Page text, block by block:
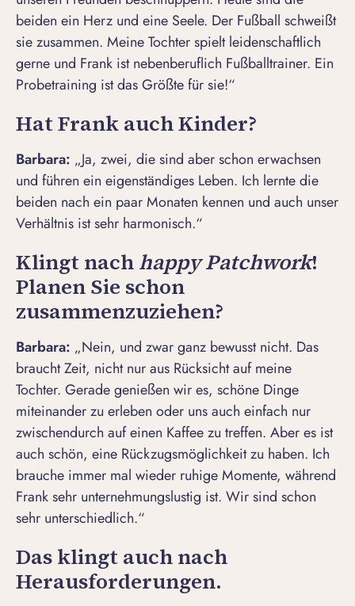
beiden ein Herz und eine Seele. Der Fußball schweißt
sie zusammen. Meine Tochter spielt leidenschaftlich
gerne und Frank ist nebenberuflich Fußballtrainer. Ein
Probetraining ist das Größte für sie!“
Hat Frank auch Kinder?
Barbara: „Ja, zwei, die sind aber schon erwachsen
und führen ein eigenständiges Leben. Ich lernte die
beiden nach ein paar Monaten kennen und auch unser
Verhältnis ist sehr harmonisch.“
Klingt nachhappy Patchwork!
Planen Sie schon
zusammenzuziehen?
Barbara: „Nein, und zwar ganz bewusst nicht. Das
braucht Zeit, nicht nur aus Rücksicht auf meine
Tochter. Gerade genießen wir es, schöne Dinge
miteinander zu erleben oder uns auch einfach nur
zwischendurch auf einen Kaffee zu treffen. Aber es ist
auch schön, eine Rückzugsmöglichkeit zu haben. Ich
brauche immer mal wieder ruhige Momente, während
Frank sehr unternehmungslustig ist. Wir sind schon
sehr unterschiedlich.“
Das klingt auch nach
Herausforderungen.